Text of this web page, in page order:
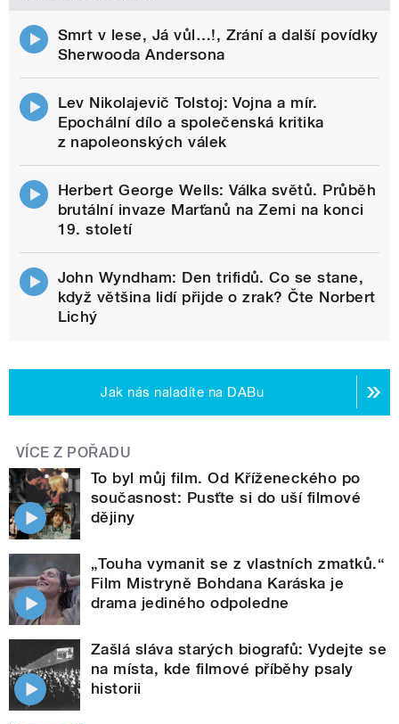
Smrt v lese, Já vůl…!, Zrání a další povídky
Sherwooda Andersona
Lev Nikolajevič Tolstoj: Vojna a mír.
Epochální dílo a společenská kritika
z napoleonských válek
Herbert George Wells: Válka světů. Průběh
brutální invaze Marťanů na Zemi na konci
19. století
John Wyndham: Den trifidů. Co se stane,
když většina lidí přijde o zrak? Čte Norbert
Lichý
Jak nás naladíte na DABu
VÍCE Z POŘADU
To byl můj film. Od Kříženeckého po
současnost: Pusťte si do uší filmové
dějiny
„Touha vymanit se z vlastních zmatků.“
Film Mistryně Bohdana Karáska je
drama jediného odpoledne
Zašlá sláva starých biografů: Vydejte se
na místa, kde filmové příběhy psaly
historii